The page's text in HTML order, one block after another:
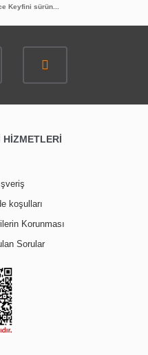
Keyfini sürün...
HİZMETLERİ
koşulları
Korunması
Sorular